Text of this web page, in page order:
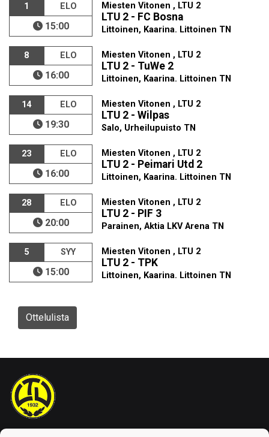
1 ELO
15:00
Miesten Vitonen , LTU 2
LTU 2 - FC Bosna
Littoinen, Kaarina. Littoinen TN
8 ELO
16:00
Miesten Vitonen , LTU 2
LTU 2 - TuWe 2
Littoinen, Kaarina. Littoinen TN
14 ELO
19:30
Miesten Vitonen , LTU 2
LTU 2 - Wilpas
Salo, Urheilupuisto TN
23 ELO
16:00
Miesten Vitonen , LTU 2
LTU 2 - Peimari Utd 2
Littoinen, Kaarina. Littoinen TN
28 ELO
20:00
Miesten Vitonen , LTU 2
LTU 2 - PIF 3
Parainen, Aktia LKV Arena TN
5 SYY
15:00
Miesten Vitonen , LTU 2
LTU 2 - TPK
Littoinen, Kaarina. Littoinen TN
Ottelulista